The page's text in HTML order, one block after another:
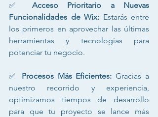
✅ Acceso Prioritario a Nuevas
Funcionalidades de Wix: Estarás entre
los primeros en aprovechar las últimas
herramientas y tecnologías para
potenciar tu negocio.
✅ Procesos Más Eficientes: Gracias a
nuestro recorrido y experiencia,
optimizamos tiempos de desarrollo
para que tu proyecto se lance más